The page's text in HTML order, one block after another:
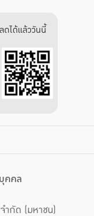
ดได้แล้ววันนี้
คคล
ำกัด (มหาชน)